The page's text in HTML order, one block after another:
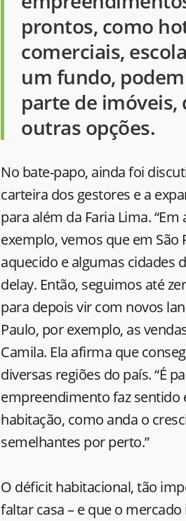
prontos, como
comerciais,
um fundo,
parte de
outras opções.
No bate-papo, ainda foi
carteira dos gestores e a
para além da Faria Lima.
exemplo, vemos que em
aquecido e algumas cidades
delay. Então, seguimos até
para depois vir com novos
Paulo, por exemplo, as
Camila. Ela afirma que
diversas regiões do país. “É
empreendimento faz sentido
habitação, como anda o
semelhantes por perto.”
O déficit habitacional, tão
faltar casa – e que o